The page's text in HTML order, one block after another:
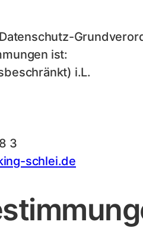
ist:
i.L.
3
schlei.de